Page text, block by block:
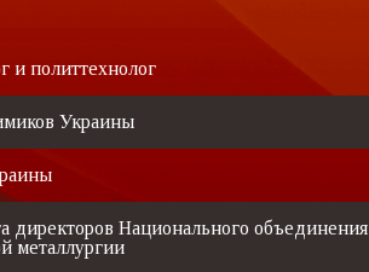
и политтехнолог
Украины
директоров Национального объединения
металлургии